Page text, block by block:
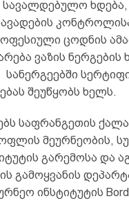
ცოდნის
ვაზის
სანერგეებში
შეუწყობს ხელს.
საფრანგეთის
მეურნეობის,
გარემოსა და
გამოყვანის
ინსტიტუტის